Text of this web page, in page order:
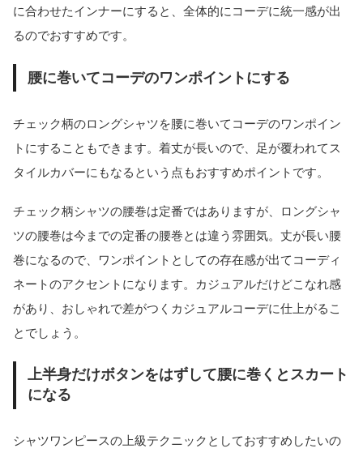
に合わせたインナーにすると、全体的にコーデに統一感が出
るのでおすすめです。
腰に巻いてコーデのワンポイントにする
チェック柄のロングシャツを腰に巻いてコーデのワンポイン
トにすることもできます。着丈が長いので、足が覆われてス
タイルカバーにもなるという点もおすすめポイントです。
チェック柄シャツの腰巻は定番ではありますが、ロングシャ
ツの腰巻は今までの定番の腰巻とは違う雰囲気。丈が長い腰
巻になるので、ワンポイントとしての存在感が出てコーディ
ネートのアクセントになります。カジュアルだけどこなれ感
があり、おしゃれで差がつくカジュアルコーデに仕上がるこ
とでしょう。
上半身だけボタンをはずして腰に巻くとスカート
になる
シャツワンピースの上級テクニックとしておすすめしたいの